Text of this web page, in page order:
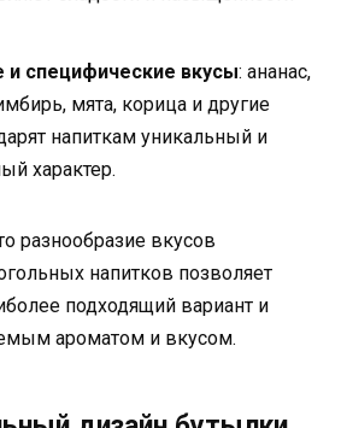
и специфические вкусы: ананас,
мята, корица и другие
напиткам уникальный и
характер.
разнообразие вкусов
напитков позволяет
подходящий вариант и
ароматом и вкусом.